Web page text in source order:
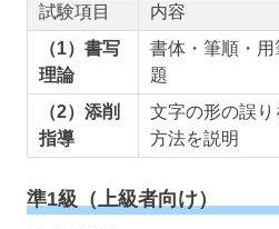
試験項目
内容
（1）書写
理論
書体・筆順・
題
（2）添削
指導
文字の形の誤
方法を説明
準1級（上級者向け）